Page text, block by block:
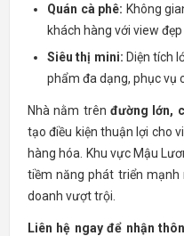
Quán cà phê: Không
khách hàng với view đẹp
Siêu thị mini: Diện tích
phẩm đa dạng, phục vụ
Nhà nằm trên đường lớn,
tạo điều kiện thuận lợi cho
hàng hóa. Khu vực Mậu
tiềm năng phát triển mạnh
doanh vượt trội.
Liên hệ ngay để nhận